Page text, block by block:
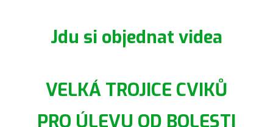
Jdu si objednat videa
VELKÁ TROJICE CVIKŮ
PRO ÚLEVU OD BOLESTI